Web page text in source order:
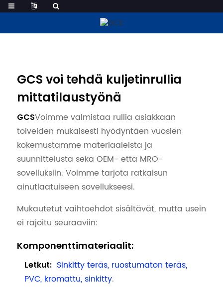
Kuljetinrulla Mukautettu
GCS voi tehdä kuljetinrullia
mittatilaustyönä
GCSVoimme valmistaa rullia asiakkaan
toiveiden mukaisesti hyödyntäen vuosien
kokemustamme materiaaleista ja
suunnittelusta sekä OEM- että MRO-
sovelluksiin. Voimme tarjota ratkaisun
ainutlaatuiseen sovellukseesi.
Mukautetut vaihtoehdot sisältävät, mutta usein
ei rajoitu seuraaviin:
Komponenttimateriaalit:
Letkut: Sinkitty teräs, ruostumaton teräs,
PVC, kromattu, sinkitty.